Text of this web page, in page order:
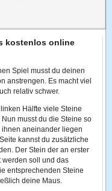
kostenlos online
Spiel musst du deinen
anstrengen. Es macht viel
relativ schwer.
Hälfte viele Steine
musst du die Steine so
aneinander liegen
kannst du zusätzliche
Der Stein der an erster
werden soll und das
entsprechenden Steine
deine Maus.